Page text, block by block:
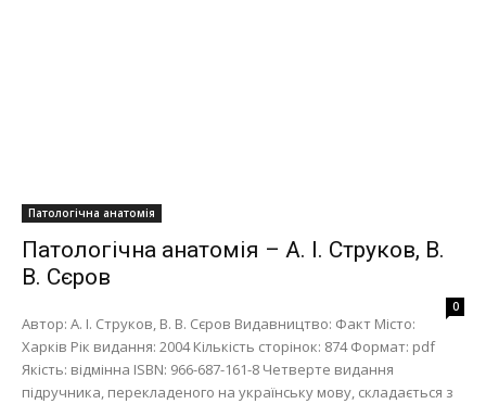
Патологічна анатомія
Патологічна анатомія – А. І. Струков, В.
В. Сєров
0
Автор: А. І. Струков, В. В. Сєров Видавництво: Факт Місто:
Харків Рік видання: 2004 Кількість сторінок: 874 Формат: pdf
Якість: відмінна ISBN: 966-687-161-8 Четверте видання
підручника, перекладеного на українську мову, складається з